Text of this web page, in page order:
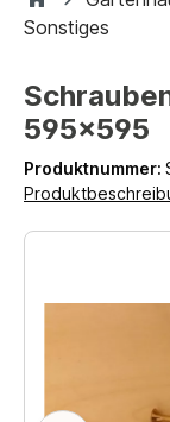
Sonstiges
595x595
Produktnummer: